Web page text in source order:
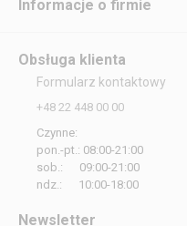
Informacje o firmie
Obsługa klienta
Formularz kontaktowy
+48 22 448 00 00
Czynne:
pon.-pt.: 08:00-21:00
sob.: 09:00-21:00
ndz.: 10:00-18:00
Newsletter